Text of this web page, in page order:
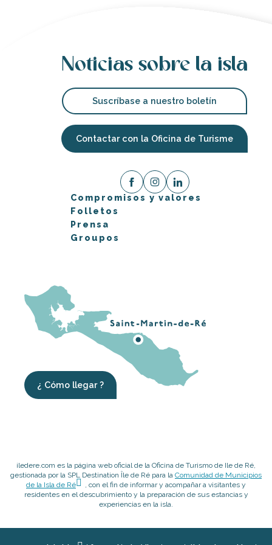
Noticias sobre la isla
Suscríbase a nuestro boletín
Contactar con la Oficina de Turisme
Compromisos y valores
Folletos
Prensa
Groupos
¿ Cómo llegar ?
iledere.com es la página web oficial de la Oficina de Turismo de Ile de Ré,
gestionada por la SPL Destination Île de Ré para la Comunidad de Municipios
de la Isla de Ré
, con el fin de informar y acompañar a visitantes y
residentes en el descubrimiento y la preparación de sus estancias y
experiencias en la isla.